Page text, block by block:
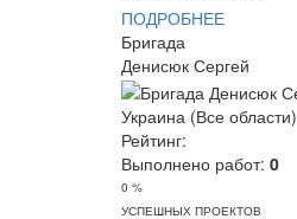
ПОДРОБНЕЕ
Бригада
Денисюк Сергей
Украина (Все области)
Рейтинг:
Выполнено работ: 0
0 %
УСПЕШНЫХ ПРОЕКТОВ